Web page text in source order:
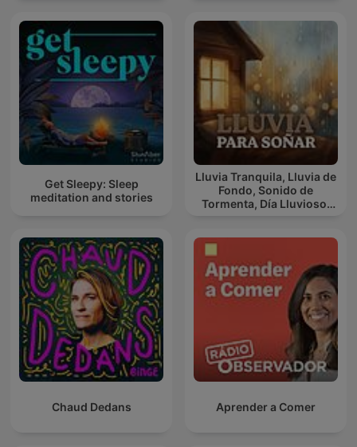
Get Sleepy: Sleep
meditation and stories
Lluvia Tranquila, Lluvia de
Fondo, Sonido de
Tormenta, Día Lluvioso,
Chaud Dedans Aprender a Comer